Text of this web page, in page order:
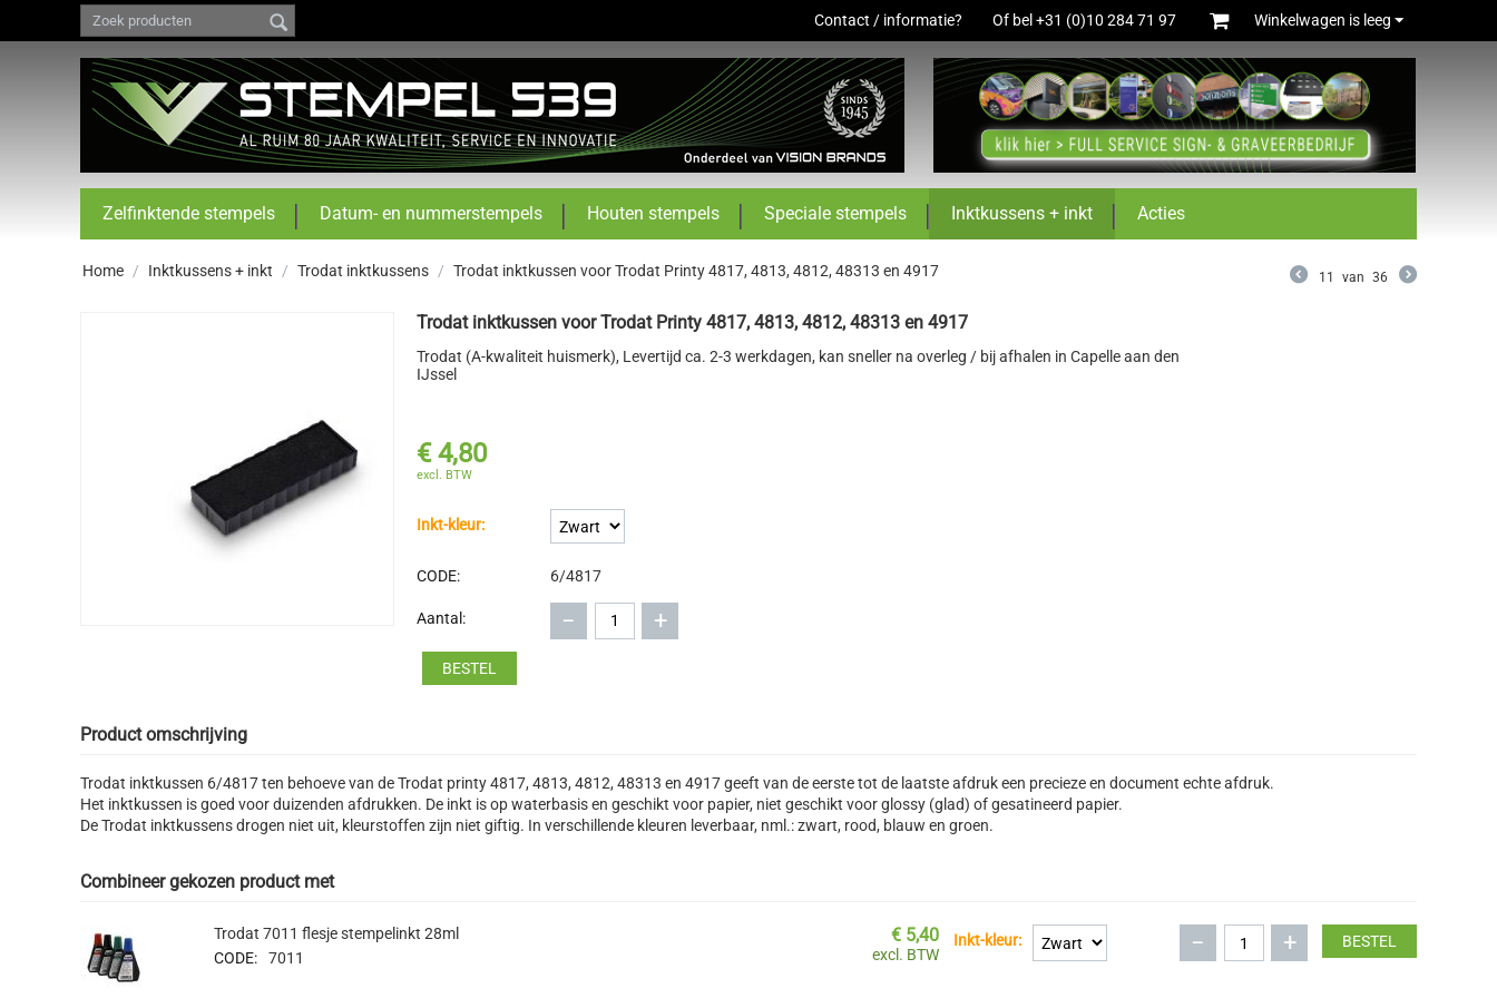
Winkelwagen is leeg
Contact / informatie? Of bel +31 (0)10 284 71 97
Zelfinktende stempels Datum- en nummerstempels Houten stempels Speciale stempels Inktkussens + inkt Acties
Home / Inktkussens + inkt / Trodat inktkussens / Trodat inktkussen voor Trodat Printy 4817, 4813, 4812, 48313 en 4917 11 van 36
Trodat inktkussen voor Trodat Printy 4817, 4813, 4812, 48313 en 4917
Trodat (A-kwaliteit huismerk), Levertijd ca. 2-3 werkdagen, kan sneller na overleg / bij afhalen in Capelle aan den
IJssel
€4,80
excl. BTW
Inkt-kleur:
CODE: 6/4817
Aantal: +
−
BESTEL
Product omschrijving
Trodat inktkussen 6/4817 ten behoeve van de Trodat printy 4817, 4813, 4812, 48313 en 4917 geeft van de eerste tot de laatste afdruk een precieze en document echte afdruk.
Het inktkussen is goed voor duizenden afdrukken. De inkt is op waterbasis en geschikt voor papier, niet geschikt voor glossy (glad) of gesatineerd papier.
De Trodat inktkussens drogen niet uit, kleurstoffen zijn niet giftig. In verschillende kleuren leverbaar, nml.: zwart, rood, blauw en groen.
Combineer gekozen product met
Trodat 7011 flesje stempelinkt 28ml
CODE:
7011
€ 5,40
excl. BTW
Inkt-kleur: +
− BESTEL